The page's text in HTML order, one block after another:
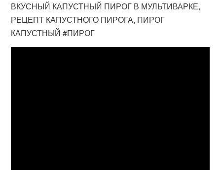
ВКУСНЫЙ КАПУСТНЫЙ ПИРОГ В МУЛЬТИВАРКЕ,
РЕЦЕПТ КАПУСТНОГО ПИРОГА, ПИРОГ
КАПУСТНЫЙ #ПИРОГ